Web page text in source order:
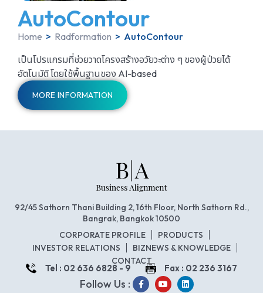
AutoContour
Home > Radformation > AutoContour
เป็นโปรแกรมที่ช่วยวาดโครงสร้างอวัยวะต่าง ๆ ของผู้ป่วยได้
อัตโนมัติ โดยใช้พื้นฐานของ AI-based
MORE INFORMATION
92/45 Sathorn Thani Building 2, 16th Floor, North Sathorn Rd.,
Bangrak, Bangkok 10500
CORPORATE PROFILE
PRODUCTS
INVESTOR RELATIONS
BIZNEWS & KNOWLEDGE
CONTACT
Tel : 02 636 6828 - 9 Fax : 02 236 3167
Follow Us :